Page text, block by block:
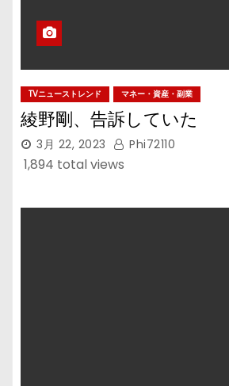
TVニューストレンド マネー・資産・副業
綾野剛、告訴していた
3月 22, 2023 Phi72110
1,894 total views